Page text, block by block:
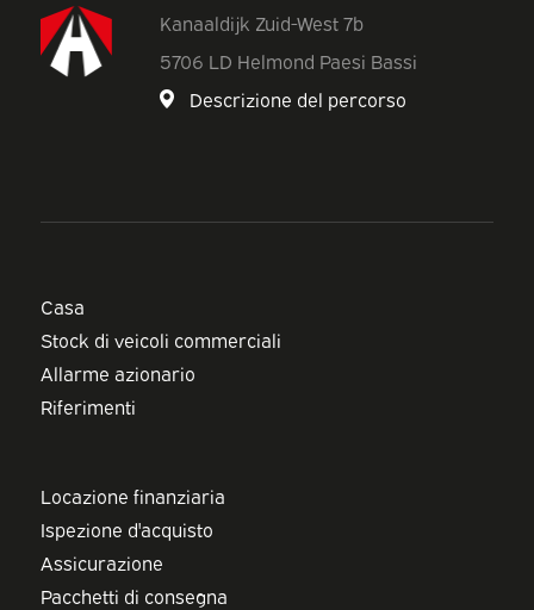
Kanaaldijk Zuid-West 7b
5706 LD Helmond Paesi Bassi
Descrizione del percorso
Casa
Stock di veicoli commerciali
Allarme azionario
Riferimenti
Locazione finanziaria
Ispezione d'acquisto
Assicurazione
Pacchetti di consegna